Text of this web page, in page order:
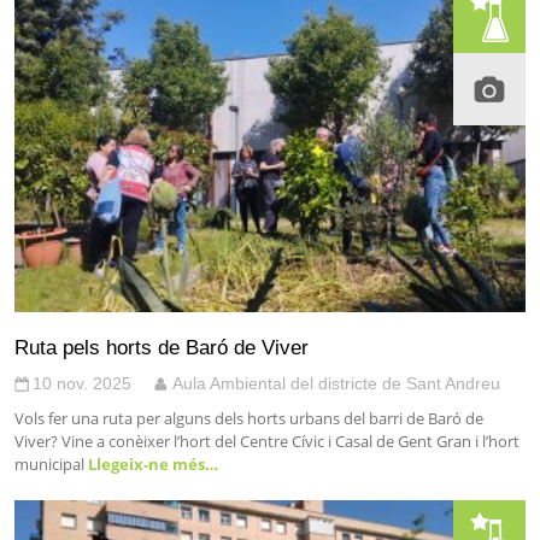
Ruta pels horts de Baró de Viver
10 nov. 2025 Aula Ambiental del districte de Sant Andreu
Vols fer una ruta per alguns dels horts urbans del barri de Baró de
Viver? Vine a conèixer l’hort del Centre Cívic i Casal de Gent Gran i l’hort
municipal Llegeix-ne més…